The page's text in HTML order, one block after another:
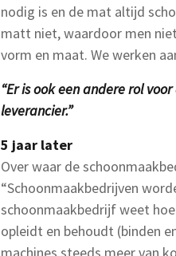
nodig is en de mat altijd
matt niet, waardoor men
vorm en maat. We werken
“Er is ook een andere rol
leverancier.”
5 jaar later
Over waar de
“Schoonmaakbedrijven
schoonmaakbedrijf weet
opleidt en behoudt (binden